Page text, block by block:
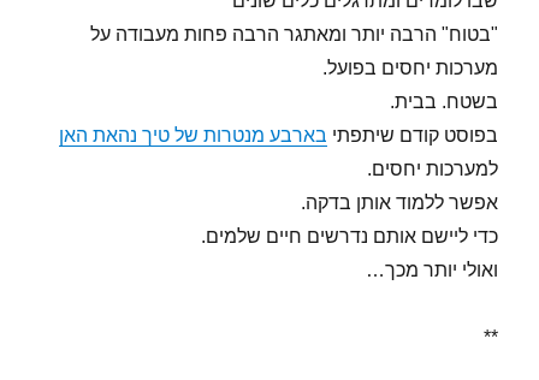
"בטוח" הרבה יותר ומאתגר הרבה פחות מעבודה על
מערכות יחסים בפועל.
בשטח. בבית.
בפוסט קודם שיתפתי בארבע מנטרות של טיך נהאת האן
למערכות יחסים.
אפשר ללמוד אותן בדקה.
כדי ליישם אותם נדרשים חיים שלמים.
ואולי יותר מכך…
**